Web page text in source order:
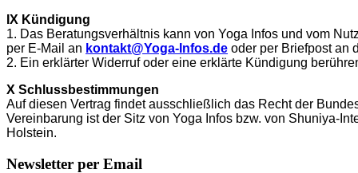
IX Kündigung
1. Das Beratungsverhältnis kann von Yoga Infos und vom
per E-Mail an kontakt@Yoga-Infos.de oder per Briefpost an
2. Ein erklärter Widerruf oder eine erklärte Kündigung
X Schlussbestimmungen
Auf diesen Vertrag findet ausschließlich das Recht der
Vereinbarung ist der Sitz von Yoga Infos bzw. von Shuniya-
Holstein.
Newsletter per Email